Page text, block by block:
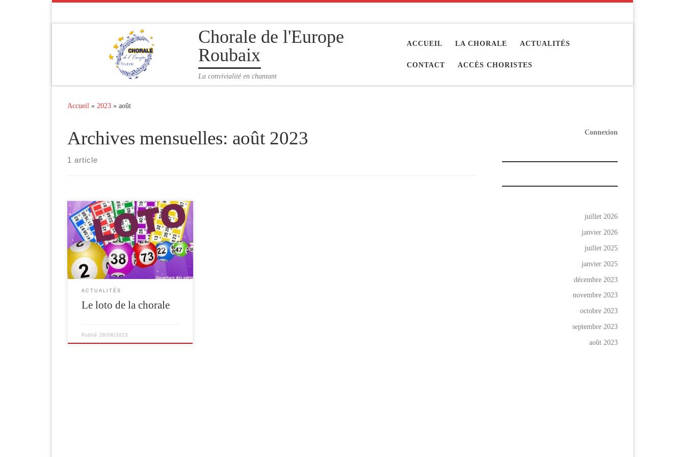
Chorale de l'Europe
Roubaix
La convivialité en chantant
ACCUEIL LA CHORALE ACTUALITÉS
CONTACT ACCÈS CHORISTES
Accueil » 2023 » août
Archives mensuelles: août 2023
1 article
ACTUALITÉS
Le loto de la chorale
Publié 28/08/2023
Connexion
juillet 2026
janvier 2026
juillet 2025
janvier 2025
décembre 2023
novembre 2023
octobre 2023
septembre 2023
août 2023